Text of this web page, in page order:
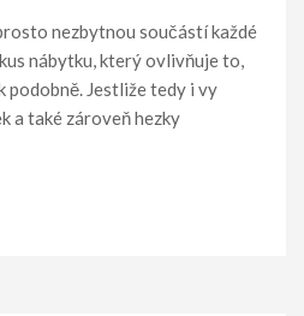
nezbytnou součástí každé
nábytku, který ovlivňuje to,
podobně. Jestliže tedy i vy
a také zároveň hezky